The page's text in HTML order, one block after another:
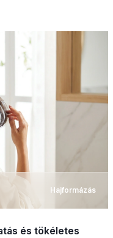
Hajformázás
és tökéletes